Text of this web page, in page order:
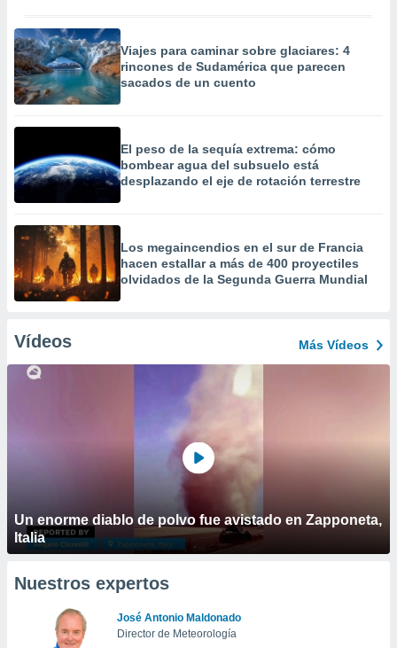
Viajes para caminar sobre glaciares: 4
rincones de Sudamérica que parecen
sacados de un cuento
El peso de la sequía extrema: cómo
bombear agua del subsuelo está
desplazando el eje de rotación terrestre
Los megaincendios en el sur de Francia
hacen estallar a más de 400 proyectiles
olvidados de la Segunda Guerra Mundial
Vídeos Más Vídeos
Un enorme diablo de polvo fue avistado en Zapponeta,
Italia
Nuestros expertos
José Antonio Maldonado
Director de Meteorología